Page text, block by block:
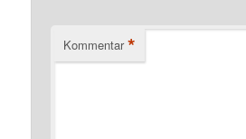
Kommentar *